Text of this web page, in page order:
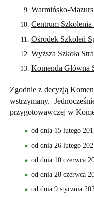
Warmińsko-
Centrum
Ośrodek Szkoleń
Wyższa Szkoła
Komenda Główna
Zgodnie z decyzją
wstrzymany.
przygotowawczej w
od dnia 15 lutego
od dnia 26 lutego
od dnia 10 czerwca
od dnia 28 czerwca
od dnia 9 stycznia